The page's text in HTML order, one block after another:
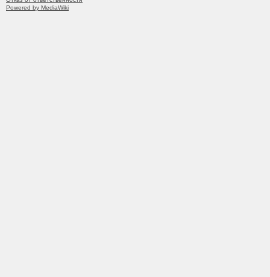
Powered by MediaWiki